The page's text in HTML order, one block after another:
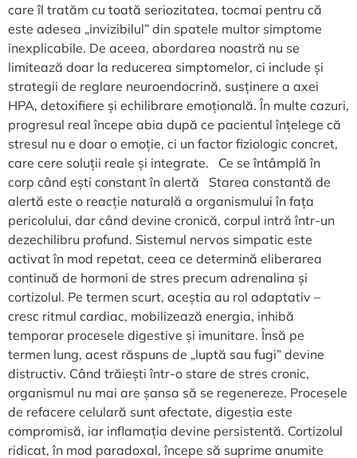
care îl tratăm cu toată seriozitatea, tocmai pentru că
este adesea „invizibilul” din spatele multor simptome
inexplicabile. De aceea, abordarea noastră nu se
limitează doar la reducerea simptomelor, ci include și
strategii de reglare neuroendocrină, susținere a axei
HPA, detoxifiere și echilibrare emoțională. În multe cazuri,
progresul real începe abia după ce pacientul înțelege că
stresul nu e doar o emoție, ci un factor fiziologic concret,
care cere soluții reale și integrate. Ce se întâmplă în
corp când ești constant în alertă Starea constantă de
alertă este o reacție naturală a organismului în fața
pericolului, dar când devine cronică, corpul intră într-un
dezechilibru profund. Sistemul nervos simpatic este
activat în mod repetat, ceea ce determină eliberarea
continuă de hormoni de stres precum adrenalina și
cortizolul. Pe termen scurt, aceștia au rol adaptativ –
cresc ritmul cardiac, mobilizează energia, inhibă
temporar procesele digestive și imunitare. Însă pe
termen lung, acest răspuns de „luptă sau fugi” devine
distructiv. Când trăiești într-o stare de stres cronic,
organismul nu mai are șansa să se regenereze. Procesele
de refacere celulară sunt afectate, digestia este
compromisă, iar inflamația devine persistentă. Cortizolul
ridicat, în mod paradoxal, începe să suprime anumite